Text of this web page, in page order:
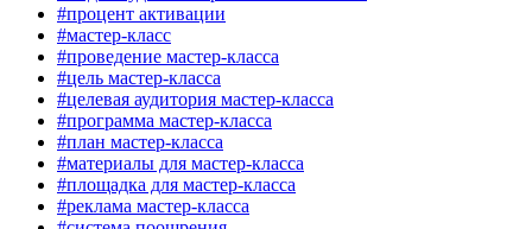
#процент активации
#мастер-класс
#проведение мастер-класса
#цель мастер-класса
#целевая аудитория мастер-класса
#программа мастер-класса
#план мастер-класса
#материалы для мастер-класса
#площадка для мастер-класса
#реклама мастер-класса